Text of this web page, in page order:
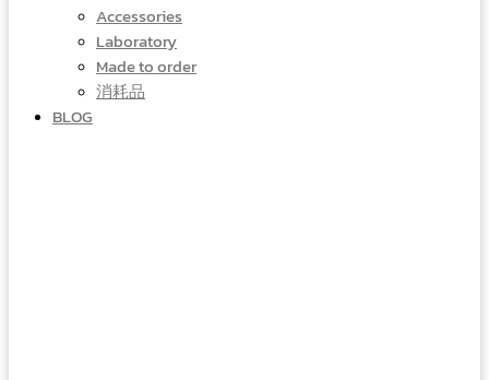
Accessories
Laboratory
Made to order
消耗品
BLOG